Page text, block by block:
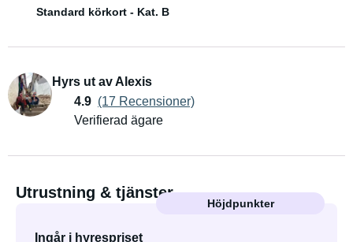
Standard körkort - Kat. B
Hyrs ut av Alexis
4.9 (17 Recensioner)
Verifierad ägare
Utrustning & tjänster
Höjdpunkter
Ingår i hyrespriset